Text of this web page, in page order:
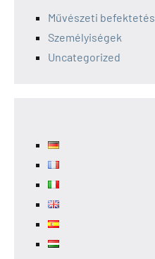
Művészeti befektetés
Személyiségek
Uncategorized